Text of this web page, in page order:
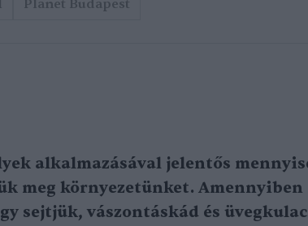
Planet Budapest
alkalmazásával jelentős
meg környezetünket. Amennyiben
sejtjük, vászontáskád és